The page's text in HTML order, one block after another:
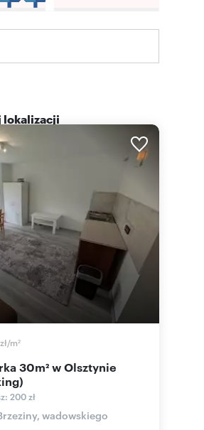
lokalizacji
zł/m2
200 zł
wadowskiego